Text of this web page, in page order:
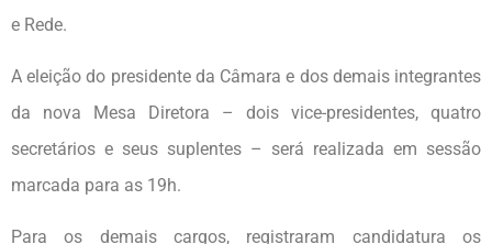
e Rede.
A eleição do presidente da Câmara e dos demais integrantes
da nova Mesa Diretora – dois vice-presidentes, quatro
secretários e seus suplentes – será realizada em sessão
marcada para as 19h.
Para os demais cargos, registraram candidatura os